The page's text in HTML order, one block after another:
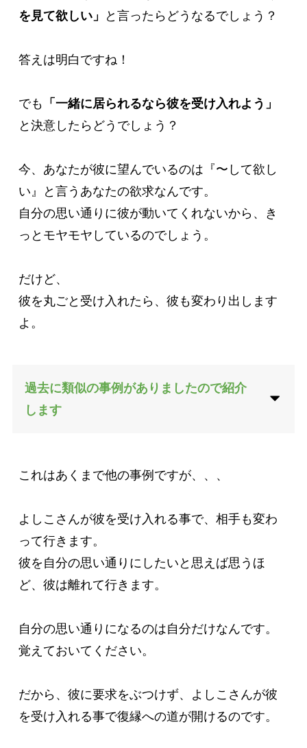
を見て欲しい」
と言ったらどうなるでしょう？
答えは明白ですね！
でも 「一緒に居られるなら彼を受け入れよう」
と決意したらどうでしょう？
今、あなたが彼に望んでいるのは『〜して欲し
い』と言うあなたの欲求なんです。
自分の思い通りに彼が動いてくれないから、き
っとモヤモヤしているのでしょう。
だけど、
彼を丸ごと受け入れたら、彼も変わり出します
よ。
過去に類似の事例がありましたので紹介
します
これはあくまで他の事例ですが、、、
よしこさんが彼を受け入れる事で、相手も変わ
って行きます。
彼を自分の思い通りにしたいと思えば思うほ
ど、彼は離れて行きます。
自分の思い通りになるのは自分だけなんです。
覚えておいてください。
だから、彼に要求をぶつけず、よしこさんが彼
を受け入れる事で復縁への道が開けるのです。